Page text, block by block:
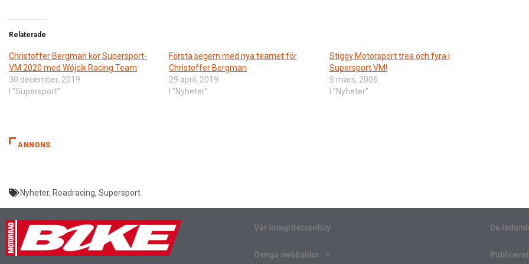
Relaterade
Christoffer Bergman kör Supersport-
VM 2020 med Wójcik Racing Team
30 december, 2019
I ”Supersport”
Första segern med nya teamet för
Christoffer Bergman
29 april, 2019
I ”Nyheter”
Stiggy Motorsport trea och fyra i
Supersport VM!
5 mars, 2006
I ”Nyheter”
ANNONS
Nyheter, Roadracing, Supersport
Vår integritetspolicy
Övriga webbsidor
De
Publicerat